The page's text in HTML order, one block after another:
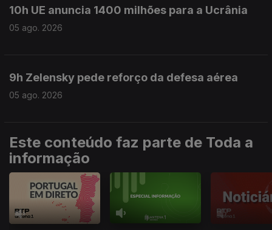
10h UE anuncia 1400 milhões para a Ucrânia
05 ago. 2026
9h Zelensky pede reforço da defesa aérea
05 ago. 2026
Este conteúdo faz parte de Toda a
informação